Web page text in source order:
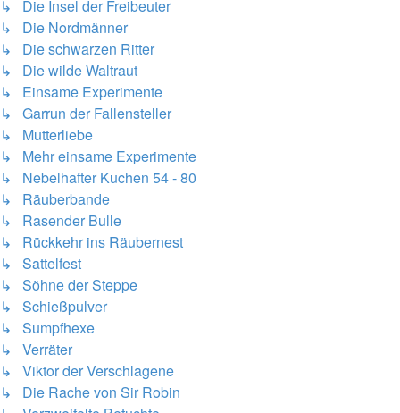
↳ Die Insel der Freibeuter
↳ Die Nordmänner
↳ Die schwarzen Ritter
↳ Die wilde Waltraut
↳ Einsame Experimente
↳ Garrun der Fallensteller
↳ Mutterliebe
↳ Mehr einsame Experimente
↳ Nebelhafter Kuchen 54 - 80
↳ Räuberbande
↳ Rasender Bulle
↳ Rückkehr ins Räubernest
↳ Sattelfest
↳ Söhne der Steppe
↳ Schießpulver
↳ Sumpfhexe
↳ Verräter
↳ Viktor der Verschlagene
↳ Die Rache von Sir Robin